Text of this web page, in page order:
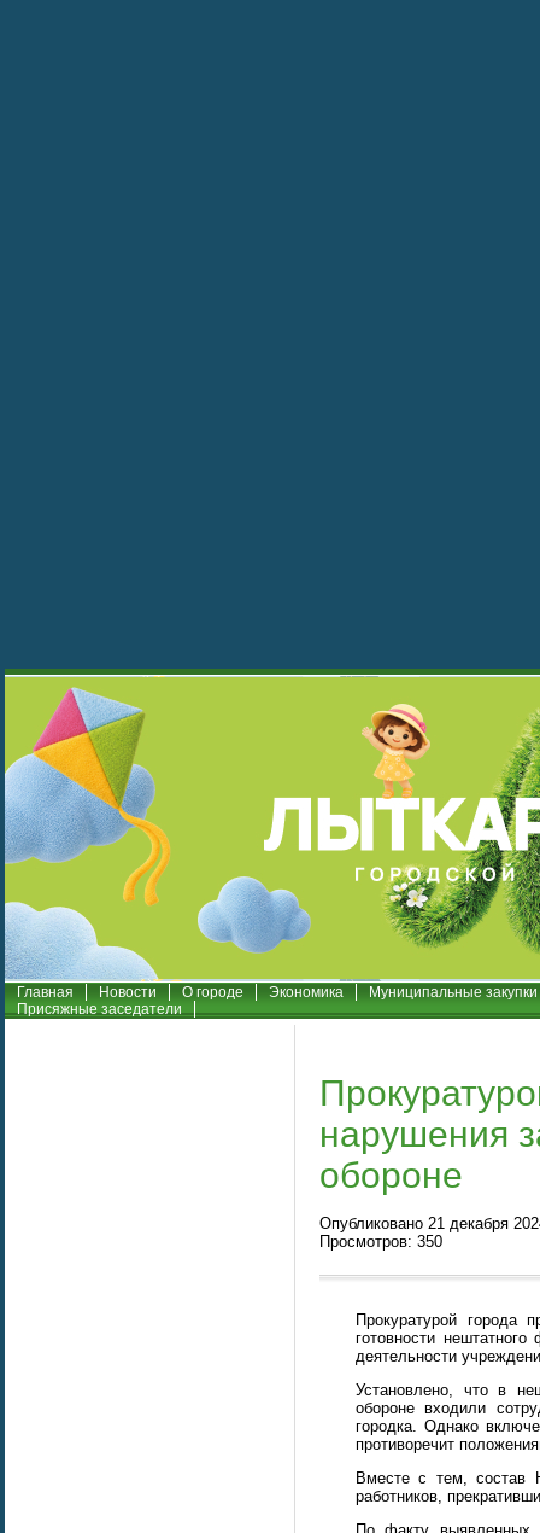
Главная Новости О городе Экономика
Муниципальные закупки
Присяжные заседатели
нарушения
обороне
Опубликовано 21 декабря
Просмотров: 350
Прокуратурой города
готовности
деятельности
Установлено, что в
обороне входили
городка. Однако
противоречит
Вместе с тем, состав
работников,